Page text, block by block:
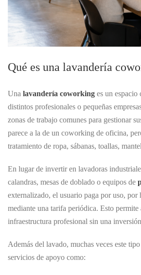
Qué es una lavandería
Una lavandería coworking es un espacio
distintos profesionales o pequeñas
zonas de trabajo comunes para gestionar
parece a la de un coworking de oficina,
tratamiento de ropa, sábanas, toallas,
En lugar de invertir en lavadoras
calandras, mesas de doblado o equipos de
externalizado, el usuario paga por uso, por
mediante una tarifa periódica. Esto permite
infraestructura profesional sin una
Además del lavado, muchas veces este
servicios de apoyo como: